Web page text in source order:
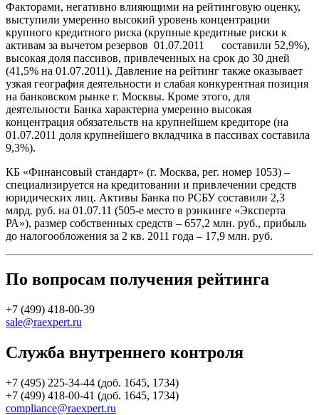
Факторами, негативно влияющими на рейтинговую оценку,
выступили умеренно высокий уровень концентрации
крупного кредитного риска (крупные кредитные риски к
активам за вычетом резервов 01.07.2011 составили 52,9%),
высокая доля пассивов, привлеченных на срок до 30 дней
(41,5% на 01.07.2011). Давление на рейтинг также оказывает
узкая география деятельности и слабая конкурентная позиция
на банковском рынке г. Москвы. Кроме этого, для
деятельности Банка характерна умеренно высокая
концентрация обязательств на крупнейшем кредиторе (на
01.07.2011 доля крупнейшего вкладчика в пассивах составила
9,3%).
КБ «Финансовый стандарт» (г. Москва, рег. номер 1053) –
специализируется на кредитовании и привлечении средств
юридических лиц. Активы Банка по РСБУ составили 2,3
млрд. руб. на 01.07.11 (505-е место в рэнкинге «Эксперта
РА»), размер собственных средств – 657,2 млн. руб., прибыль
до налогообложения за 2 кв. 2011 года – 17,9 млн. руб.
По вопросам получения рейтинга
+7 (499) 418-00-39
sale@raexpert.ru
Служба внутреннего контроля
+7 (495) 225-34-44 (доб. 1645, 1734)
+7 (499) 418-00-41 (доб. 1645, 1734)
compliance@raexpert.ru